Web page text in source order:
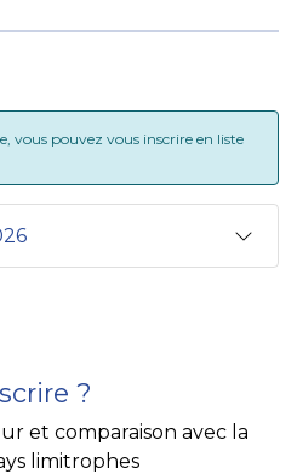
vous pouvez vous inscrire en liste
?
et comparaison avec la
limitrophes